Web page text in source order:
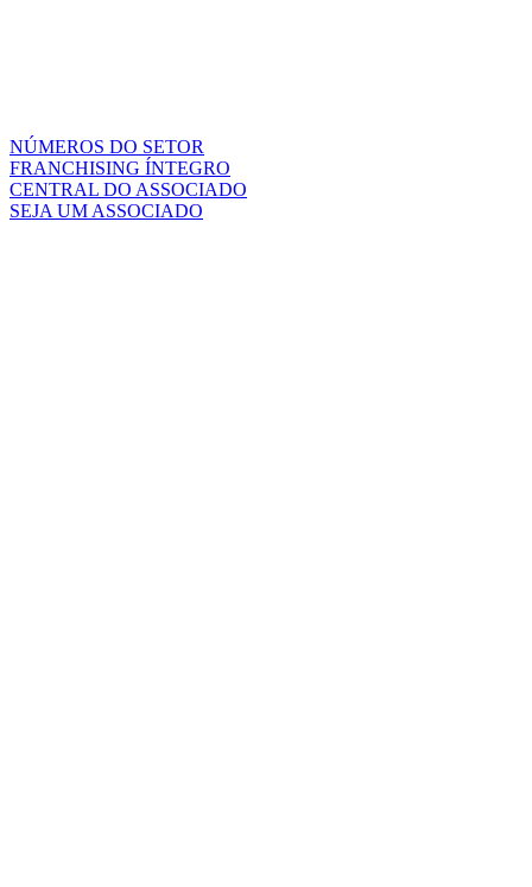
NÚMEROS DO SETOR
FRANCHISING ÍNTEGRO
CENTRAL DO ASSOCIADO
SEJA UM ASSOCIADO